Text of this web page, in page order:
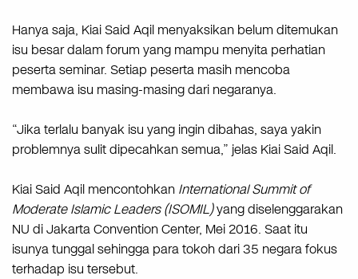
Hanya saja, Kiai Said Aqil menyaksikan belum ditemukan
isu besar dalam forum yang mampu menyita perhatian
peserta seminar. Setiap peserta masih mencoba
membawa isu masing-masing dari negaranya.
“Jika terlalu banyak isu yang ingin dibahas, saya yakin
problemnya sulit dipecahkan semua,” jelas Kiai Said Aqil.
Kiai Said Aqil mencontohkan International Summit of
Moderate Islamic Leaders (ISOMIL)yang diselenggarakan
NU di Jakarta Convention Center, Mei 2016. Saat itu
isunya tunggal sehingga para tokoh dari 35 negara fokus
terhadap isu tersebut.